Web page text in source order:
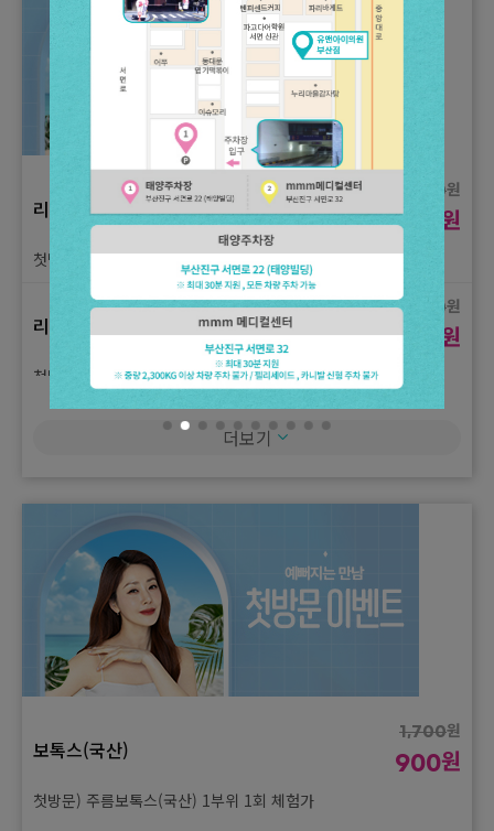
샷 + 포트라 40kj
3주년 기념 이벤트
3,333,000
(3,333,000원 패키지)울쎄라피 프라임 300샷 + 덴서티 600샷 +
온다 40kj + 포트라 60kj
리프팅
16,000원
8,900 원
첫방문) 인모드 FX 1부위 1회 체험가
리프팅
16,000원
8,900 원
첫방문) 슈링크 유니버스 100샷 1회 체험가
더보기
보톡스(국산)
1,700원
900원
첫방문) 주름보톡스(국산) 1부위 1회 체험가